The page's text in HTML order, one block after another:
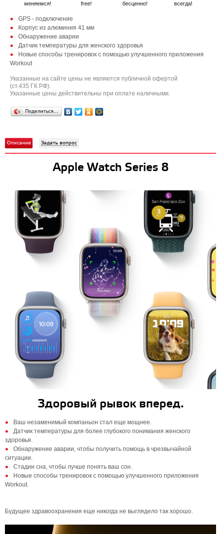
меняемся!
free!
бесценно!
всегда!
GPS - подключение
Корпус из алюминия 41 мм
Обнаружение аварии
Датчик температуры для женского здоровья
Новые способы тренировок с помощью улучшенного приложения
Workout
Указанные на сайте цены не являются публичной офертой
(ст.435 ГК РФ).
Указанные цены действительны при оплате наличными.
Поделиться…
Описание Задать вопрос
Apple Watch Series 8
Здоровый рывок вперед.
Ваш незаменимый компаньон стал еще мощнее.
Датчик температуры для более глубокого понимания женского
здоровья.
Обнаружение аварии, чтобы получить помощь в чрезвычайной
ситуации.
Стадии сна, чтобы лучше понять ваш сон.
Новые способы тренировок с помощью улучшенного приложения
Workout.
Будущее здравоохранения еще никогда не выглядело так хорошо.